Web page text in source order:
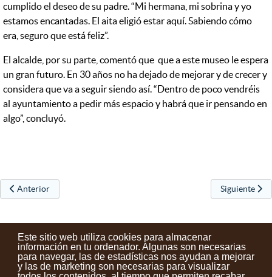
Este sitio web utiliza cookies para almacenar
información en tu ordenador. Algunas son necesarias
para navegar, las de estadísticas nos ayudan a mejorar
y las de marketing son necesarias para visualizar
cumplido el deseo de su padre. “Mi hermana, mi sobrina y yo
estamos encantadas. El aita eligió estar aquí. Sabiendo cómo
era, seguro que está feliz”.
El alcalde, por su parte, comentó que que a este museo le espera
un gran futuro. En 30 años no ha dejado de mejorar y de crecer y
considera que va a seguir siendo así. “Dentro de poco vendréis
al ayuntamiento a pedir más espacio y habrá que ir pensando en
algo”, concluyó.
Artículo anterior: CONCURSO DE PINTURA AL AIRE LIBRE y de
Anterior Artículo
Siguiente
Contactos Condiciones de uso Aviso legal Noticias